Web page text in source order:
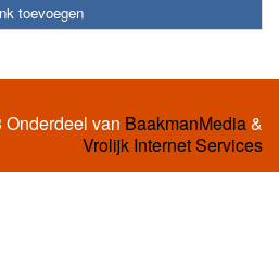
toevoegen
van BaakmanMedia&
Vrolijk Internet Services